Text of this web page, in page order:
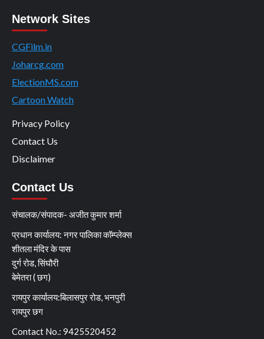
Network Sites
CGFilm.in
Joharcg.com
ElectionMS.com
Cartoon Watch
Privacy Policy
Contact Us
Disclaimer
Contact Us
संचालक/संपादक- अजीत कुमार शर्मा
प्रधान कार्यालय: नगर पालिका कॉम्प्लेक्स
शीतला मंदिर के पास
दुर्ग रोड, सिंघौरी
बेमेतरा ( छग)
रायपुर कार्यालय:बिलासपुर रोड, भनपुरी
रायपुर छग
Contact No.: 9425520452